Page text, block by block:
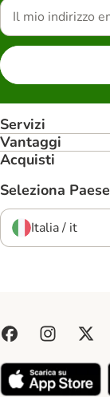
Servizi
Vantaggi
Acquisti
Seleziona Paese
Italia / it